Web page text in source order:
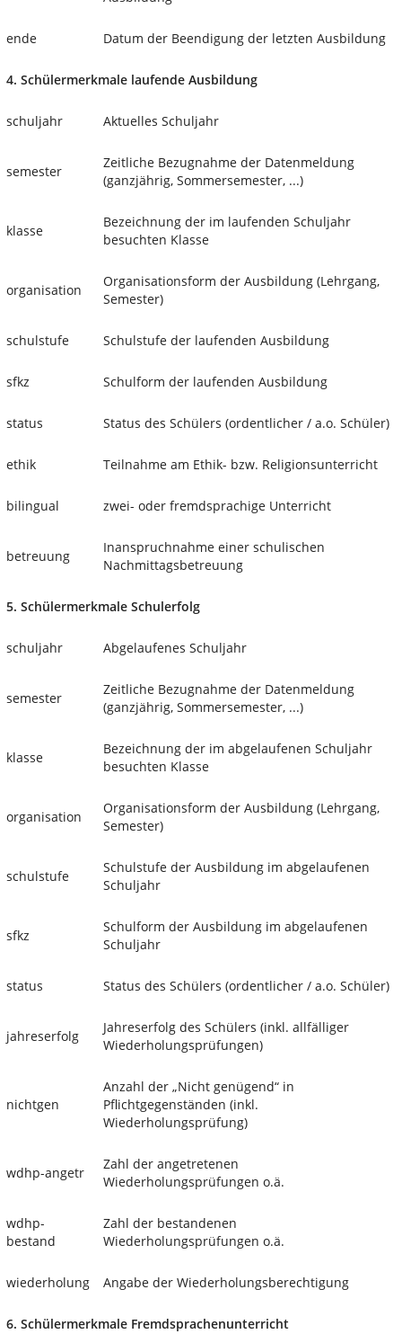
ende Datum der Beendigung der letzten Ausbildung
4. Schülermerkmale laufende Ausbildung
schuljahr Aktuelles Schuljahr
semester
Zeitliche Bezugnahme der Datenmeldung
(ganzjährig, Sommersemester, ...)
klasse
Bezeichnung der im laufenden Schuljahr
besuchten Klasse
organisation
Organisationsform der Ausbildung (Lehrgang,
Semester)
schulstufe Schulstufe der laufenden Ausbildung
sfkz Schulform der laufenden Ausbildung
status Status des Schülers (ordentlicher / a.o. Schüler)
ethik Teilnahme am Ethik- bzw. Religionsunterricht
bilingual zwei- oder fremdsprachige Unterricht
betreuung
Inanspruchnahme einer schulischen
Nachmittagsbetreuung
5. Schülermerkmale Schulerfolg
schuljahr Abgelaufenes Schuljahr
semester
Zeitliche Bezugnahme der Datenmeldung
(ganzjährig, Sommersemester, ...)
klasse
Bezeichnung der im abgelaufenen Schuljahr
besuchten Klasse
organisation
Organisationsform der Ausbildung (Lehrgang,
Semester)
schulstufe
Schulstufe der Ausbildung im abgelaufenen
Schuljahr
sfkz
Schulform der Ausbildung im abgelaufenen
Schuljahr
status Status des Schülers (ordentlicher / a.o. Schüler)
jahreserfolg
Jahreserfolg des Schülers (inkl. allfälliger
Wiederholungsprüfungen)
nichtgen
Anzahl der „Nicht genügend“ in
Pflichtgegenständen (inkl.
Wiederholungsprüfung)
wdhp-angetr
Zahl der angetretenen
Wiederholungsprüfungen o.ä.
wdhp-
bestand
Zahl der bestandenen
Wiederholungsprüfungen o.ä.
wiederholung Angabe der Wiederholungsberechtigung
6. Schülermerkmale Fremdsprachenunterricht